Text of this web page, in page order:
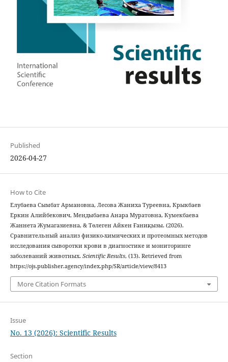
Published
2026-04-27
How to Cite
Елубаева Сымбат Армановна, Лесова Жаниха Туреевна, Крыкбаев
Еркин Алийбекович, Мендыбаева Анара Муратовна, Кумекбаева
Жаннета Жумагазиевна, & Төлеген Айкен Ғаниқызы. (2026).
Сравнительный анализ физико-химических и протеомных методов
исследования сыворотки крови в диагностике и мониторинге
заболеваний животных. Scientific Results, (13). Retrieved from
https://ojs.publisher.agency/index.php/SR/article/view/8413
More Citation Formats
Issue
No. 13 (2026): Scientific Results
Section